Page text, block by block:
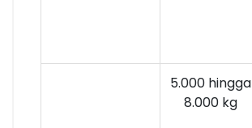
5.000 hingga
8.000 kg